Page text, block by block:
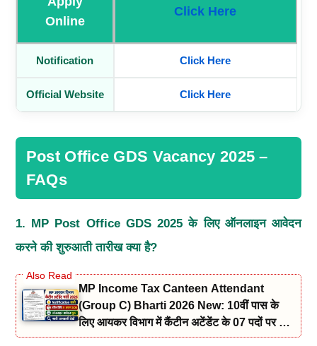
Online
Click Here
Notification Click Here
Official Website Click Here
Post Office GDS Vacancy 2025 –
FAQs
1. MP Post Office GDS 2025के लिए ऑनलाइन आवेदन
करने की शुरुआती तारीख क्या है?
MP Income Tax Canteen Attendant
(Group C) Bharti 2026 New: 10वीं पास के
लिए आयकर विभाग में कैंटीन अटेंडेंट के 07 पदों पर भर्ती
नोटिफिकेशन और आवेदन जारी